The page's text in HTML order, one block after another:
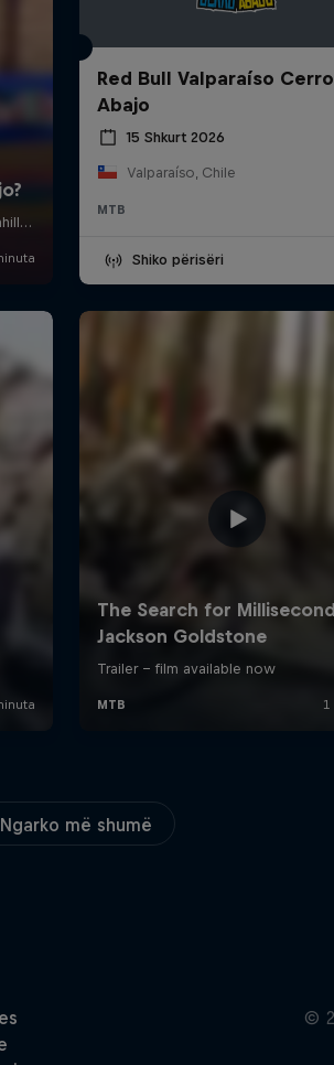
Red Bull Valparaíso Cerro
Abajo
15 Shkurt 2026
Valparaíso, Chile
MTB
Shiko përisëri
Ngarko më shumë